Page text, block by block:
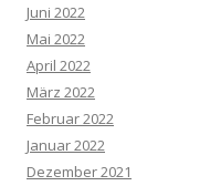
Juni 2022
Mai 2022
April 2022
März 2022
Februar 2022
Januar 2022
Dezember 2021